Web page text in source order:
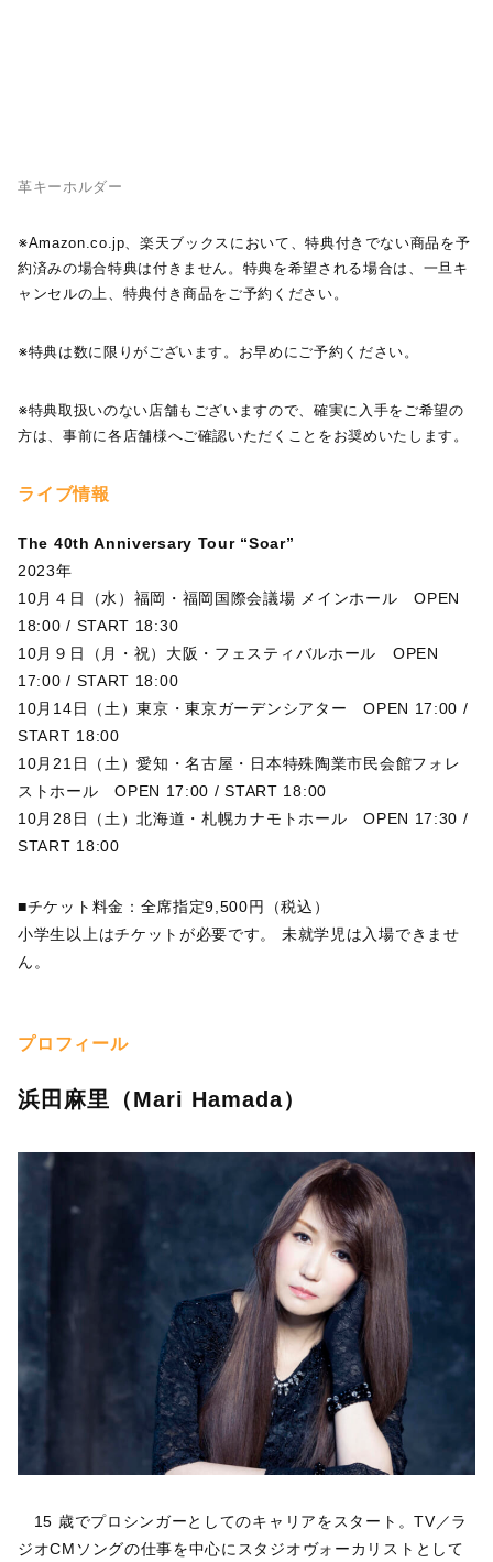
革キーホルダー
※Amazon.co.jp、楽天ブックスにおいて、特典付きでない商品を予
約済みの場合特典は付きません。特典を希望される場合は、一旦キ
ャンセルの上、特典付き商品をご予約ください。
※特典は数に限りがございます。お早めにご予約ください。
※特典取扱いのない店舗もございますので、確実に入手をご希望の
方は、事前に各店舗様へご確認いただくことをお奨めいたします。
ライブ情報
The 40th Anniversary Tour “Soar”
2023年
10月４日（水）福岡・福岡国際会議場 メインホール OPEN
18:00 / START 18:30
10月９日（月・祝）大阪・フェスティバルホール OPEN
17:00 / START 18:00
10月14日（土）東京・東京ガーデンシアター OPEN 17:00 /
START 18:00
10月21日（土）愛知・名古屋・日本特殊陶業市民会館フォレ
ストホール OPEN 17:00 / START 18:00
10月28日（土）北海道・札幌カナモトホール OPEN 17:30 /
START 18:00
■チケット料金：全席指定9,500円（税込）
⼩学⽣以上はチケットが必要です。 未就学児は⼊場できませ
ん。
プロフィール
浜田麻里（Mari Hamada）
15 歳でプロシンガーとしてのキャリアをスタート。TV／ラ
ジオCMソングの仕事を中心にスタジオヴォーカリストとして